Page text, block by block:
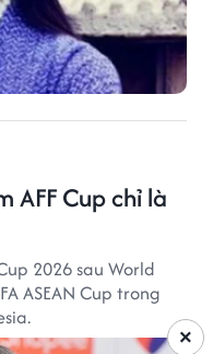
AFF Cup chỉ là
2026 sau World
ASEAN Cup trong
×